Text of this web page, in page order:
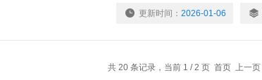
更新时间： 2026-01-06
共 20 条记录，当前 1 / 2 页 首页 上一页